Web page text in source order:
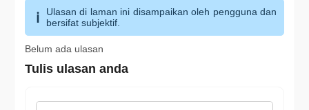
Ulasan di laman ini disampaikan oleh pengguna dan
bersifat subjektif.
Belum ada ulasan
Tulis ulasan anda